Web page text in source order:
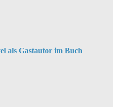
als Gastautor im Buch